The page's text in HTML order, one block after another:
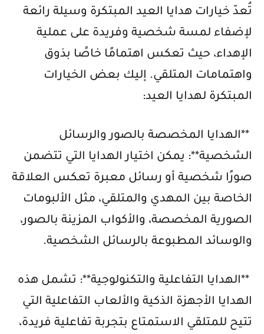
تُعدّ خيارات هدايا العيد المبتكرة وسيلة رائعة
لإضفاء لمسة شخصية وفريدة على عملية
الإهداء، حيث تعكس اهتمامًا خاصًا بذوق
واهتمامات المتلقي. إليك بعض الخيارات
المبتكرة لهدايا العيد:
**الهدايا المخصصة بالصور والرسائل
الشخصية**: يمكن اختيار الهدايا التي تتضمن
صورًا شخصية أو رسائل معبرة تعكس العلاقة
الخاصة بين المهدي والمتلقي، مثل الألبومات
الصورية المخصصة، والأكواب المزينة بالصور،
والوسائد المطبوعة بالرسائل الشخصية.
**الهدايا التفاعلية والتكنولوجية**: تشمل هذه
الهدايا الأجهزة الذكية والألعاب التفاعلية التي
تتيح للمتلقي الاستمتاع بتجربة تفاعلية فريدة،